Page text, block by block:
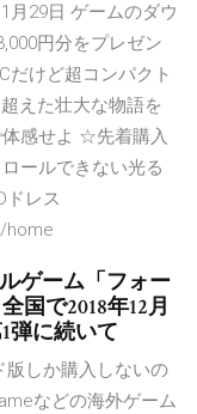
月29日 ゲームのダウ
円分をプレゼン
だけど超コンパクト
超えた壮大な物語を
感せよ ☆先着購入
ールできない光る
ドレス
home
ゲーム「フォー
国で2018年12月
弾に続いて
版しか購入しないの
などの海外ゲーム